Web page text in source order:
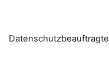
Datenschutzbeauftragte